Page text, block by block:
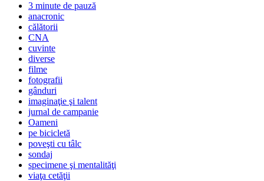
3 minute de pauză
anacronic
călătorii
CNA
cuvinte
diverse
filme
fotografii
gânduri
imaginaţie şi talent
jurnal de campanie
Oameni
pe bicicletă
poveşti cu tâlc
sondaj
specimene şi mentalităţi
viaţa cetăţii